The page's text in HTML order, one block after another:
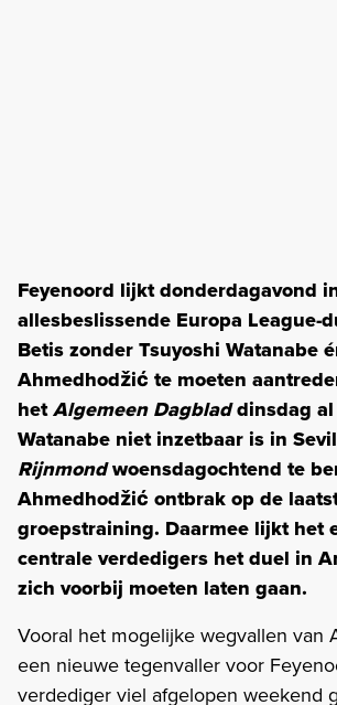
Feyenoord lijkt donderdagavond
allesbeslissende Europa League-
Betis zonder Tsuyoshi Watanabe
Ahmedhodžić te moeten
hetAlgemeen Dagbladdinsdag
Watanabe niet inzetbaar is in
Rijnmondwoensdagochtend te
Ahmedhodžić ontbrak op de
groepstraining. Daarmee lijkt het
centrale verdedigers het duel in
zich voorbij moeten laten gaan.
Vooral het mogelijke wegvallen van
een nieuwe tegenvaller voor
verdediger viel afgelopen weekend